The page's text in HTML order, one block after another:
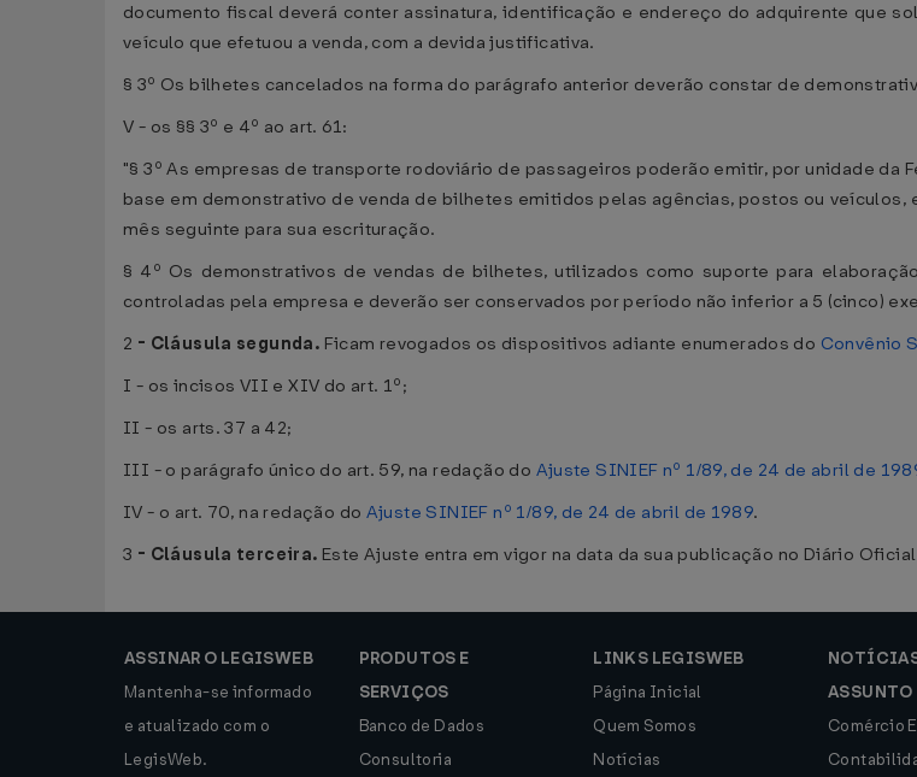
documento fiscal deverá conter assinatura, identificação e endereço do adquirente que
veículo que efetuou a venda, com a devida justificativa.
§ 3º Os bilhetes cancelados na forma do parágrafo anterior deverão constar de
V - os §§ 3º e 4º ao art. 61:
"§ 3º As empresas de transporte rodoviário de passageiros poderão emitir, por unidade da
base em demonstrativo de venda de bilhetes emitidos pelas agências, postos ou
mês seguinte para sua escrituração.
§ 4º Os demonstrativos de vendas de bilhetes, utilizados como suporte para
controladas pela empresa e deverão ser conservados por período não inferior a 5 (cinco)
2 - Cláusula segunda. Ficam revogados os dispositivos adiante enumerados do Convênio
I - os incisos VII e XIV do art. 1º;
II - os arts. 37 a 42;
III - o parágrafo único do art. 59, na redação do Ajuste SINIEF nº 1/89, de 24 de abril de
IV - o art. 70, na redação do Ajuste SINIEF nº 1/89, de 24 de abril de 1989.
3 - Cláusula terceira. Este Ajuste entra em vigor na data da sua publicação no Diário
ASSINAR O LEGISWEB
Mantenha-se informado
e atualizado com o
LegisWeb.
PRODUTOS E
SERVIÇOS
Banco de Dados
Consultoria
LINKS LEGISWEB
Página Inicial
Quem Somos
Notícias
ASSUNTO
Comércio